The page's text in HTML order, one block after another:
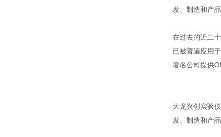
发、制造和产
在过去的近二
已被普遍应用
著名公司提供
大龙兴创实验
发、制造和产